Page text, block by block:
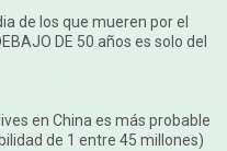
de los que mueren por el
DE 50 años es solo del
en China es más probable
de 1 entre 45 millones)